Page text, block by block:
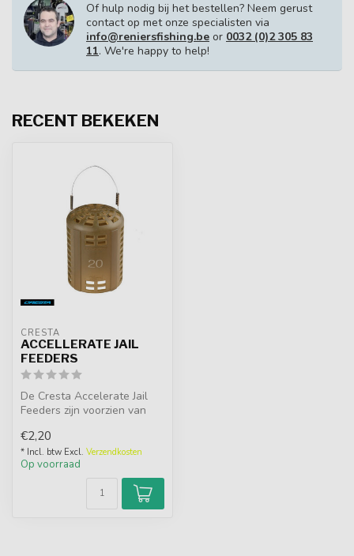
Of hulp nodig bij het bestellen? Neem gerust
contact op met onze specialisten via
info@reniersfishing.be or 0032 (0)2 305 83
11. We're happy to help!
RECENT BEKEKEN
CRESTA
ACCELLERATE JAIL
FEEDERS
De Cresta Accelerate Jail
Feeders zijn voorzien van
€2,20
* Incl. btw Excl. Verzendkosten
Op voorraad